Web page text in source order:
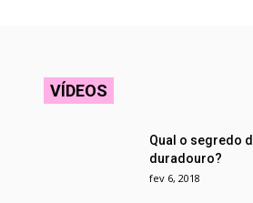
VÍDEOS
Qual o segredo
duradouro?
fev 6, 2018